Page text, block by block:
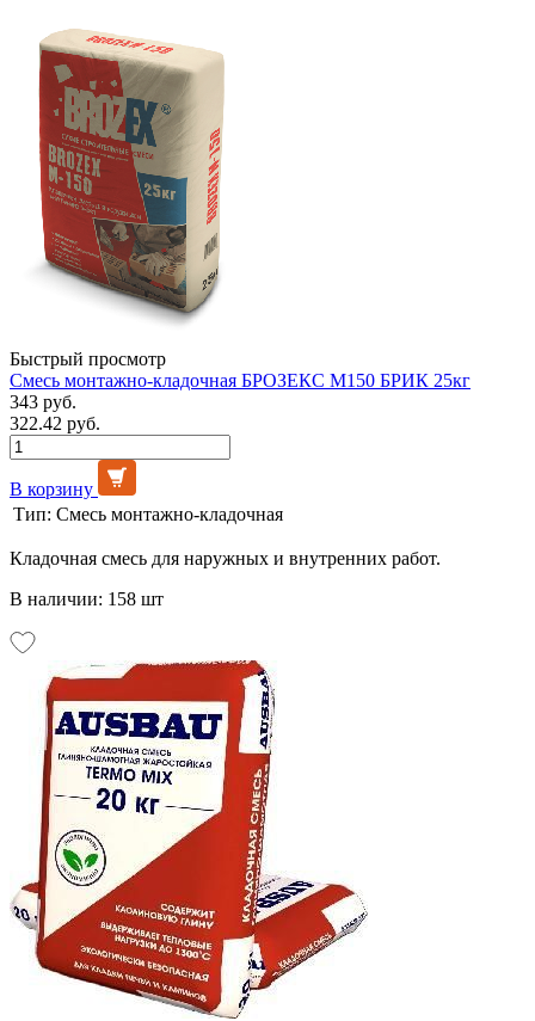
Быстрый просмотр
Смесь монтажно-кладочная БРОЗЕКС М150 БРИК 25кг
343 руб.
322.42 руб.
В корзину
Тип: Смесь монтажно-кладочная
Кладочная смесь для наружных и внутренних работ.
В наличии: 158 шт